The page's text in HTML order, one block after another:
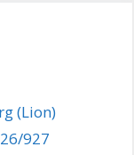
(Lion)
927